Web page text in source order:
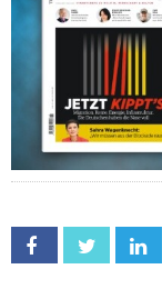
Facebook Twitter